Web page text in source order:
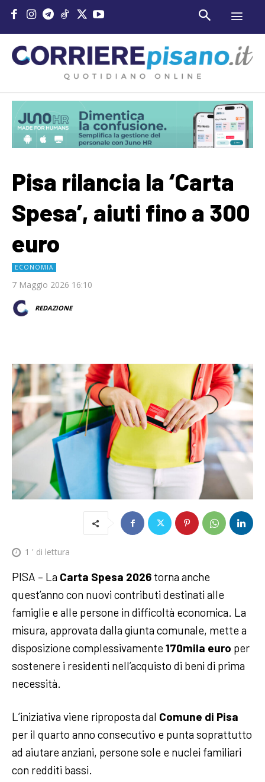
Pisa rilancia la ‘Carta
Spesa’, aiuti fino a 300
euro
ECONOMIA
7 Maggio 2026 16:10
REDAZIONE
1 ' di lettura
PISA – La Carta Spesa 2026 torna anche
quest’anno con nuovi contributi destinati alle
famiglie e alle persone in difficoltà economica. La
misura, approvata dalla giunta comunale, mette a
disposizione complessivamente 170mila euro per
sostenere i residenti nell’acquisto di beni di prima
necessità.
L’iniziativa viene riproposta dal Comune di Pisa
per il quarto anno consecutivo e punta soprattutto
ad aiutare anziani, persone sole e nuclei familiari
con redditi bassi.